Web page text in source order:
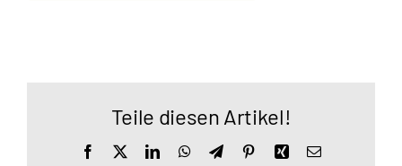
Teile diesen Artikel!
Facebook LinkedInWhatsApp
TelegramPinterestXingE-